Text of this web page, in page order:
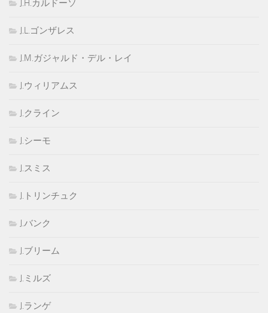
J.H.カルドーソ
J.L.ゴンザレス
J.M.ガジャルド・デル・レイ
J.ウィリアムス
J.クライン
J.シーモ
J.スミス
J.トリンチュク
J.バンク
J.ブリーム
J.ミルズ
J.ランゲ